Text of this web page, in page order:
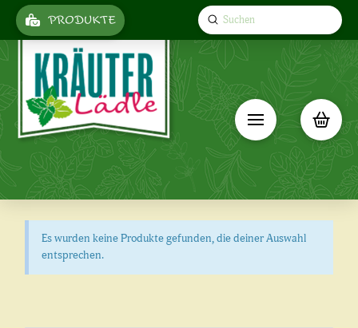
PRODUKTE Search
Submit
Es wurden keine Produkte gefunden, die deiner Auswahl
entsprechen.